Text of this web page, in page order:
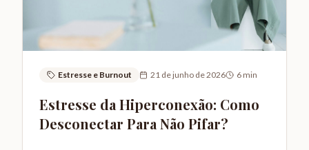
Estresse e Burnout 21 de junho de 2026 6min
Estresse da Hiperconexão: Como
Desconectar Para Não Pifar?